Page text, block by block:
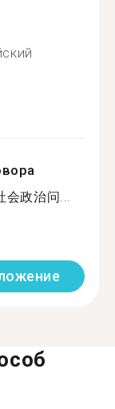
政治问...